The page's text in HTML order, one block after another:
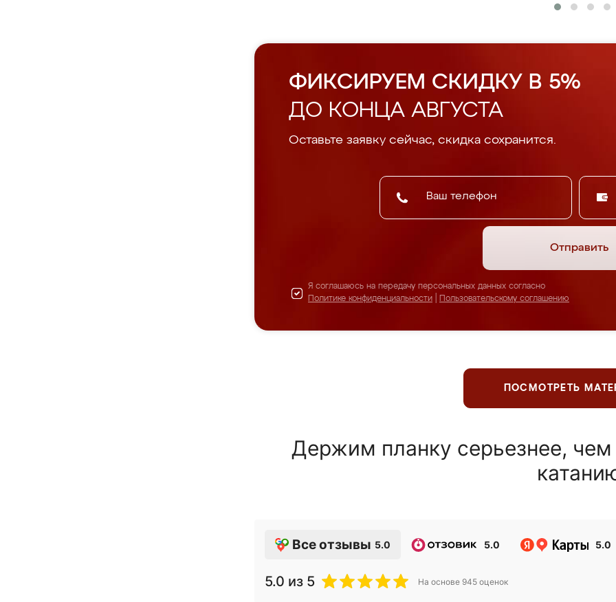
ФИКСИРУЕМ СКИДКУ В 5%
ДО КОНЦА АВГУСТА
Оставьте заявку сейчас, скидка сохранится.
Отправить
Я соглашаюсь на передачу персональных данных согласно
Политике конфиденциальности
Пользовательскому соглашению
ПОСМОТРЕТЬ
Держим планку серьезнее,
Все отзывы 5.0 5.0 5.0
5.0 из 5 На основе 945 оценок